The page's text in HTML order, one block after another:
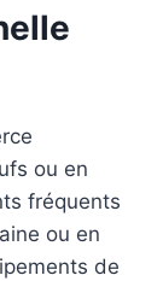
ou en
fréquents
ou en
de